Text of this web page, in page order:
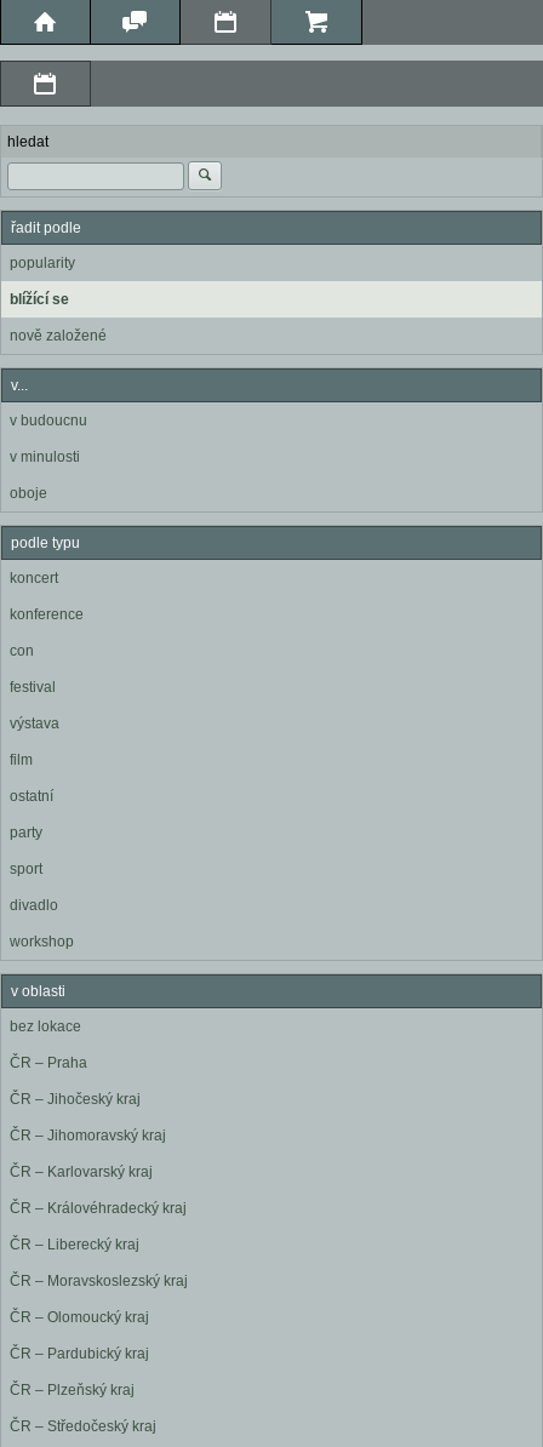
hledat
řadit podle
popularity
blížící se
nově založené
v...
v budoucnu
v minulosti
oboje
podle typu
koncert
konference
con
festival
výstava
film
ostatní
party
sport
divadlo
workshop
v oblasti
bez lokace
ČR – Praha
ČR – Jihočeský kraj
ČR – Jihomoravský kraj
ČR – Karlovarský kraj
ČR – Královéhradecký kraj
ČR – Liberecký kraj
ČR – Moravskoslezský kraj
ČR – Olomoucký kraj
ČR – Pardubický kraj
ČR – Plzeňský kraj
ČR – Středočeský kraj